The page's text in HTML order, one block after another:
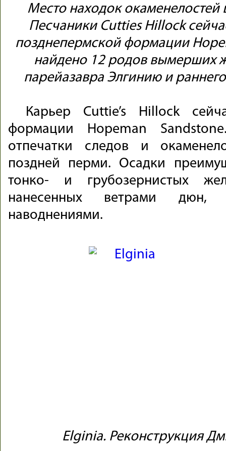
Место находок окаменелостей
Песчаники Cutties Hillock
позднепермской формации
найдено 12 родов вымерших
парейазавра Элгинию и
Карьер Cuttie’s Hillock
формации Hopeman
отпечатки следов и
поздней перми. Осадки
тонко- и грубозернистых
нанесенных ветрами дюн,
наводнениями.
Elginia. Реконструкция